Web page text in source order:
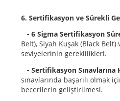
6. Sertifikasyon ve Sürekli
- 6 Sigma Sertifikasyon
Belt), Siyah Kuşak (Black
seviyelerinin gereklilikleri.
- Sertifikasyon Sınavlarına
sınavlarında başarılı olmak
becerilerin geliştirilmesi.